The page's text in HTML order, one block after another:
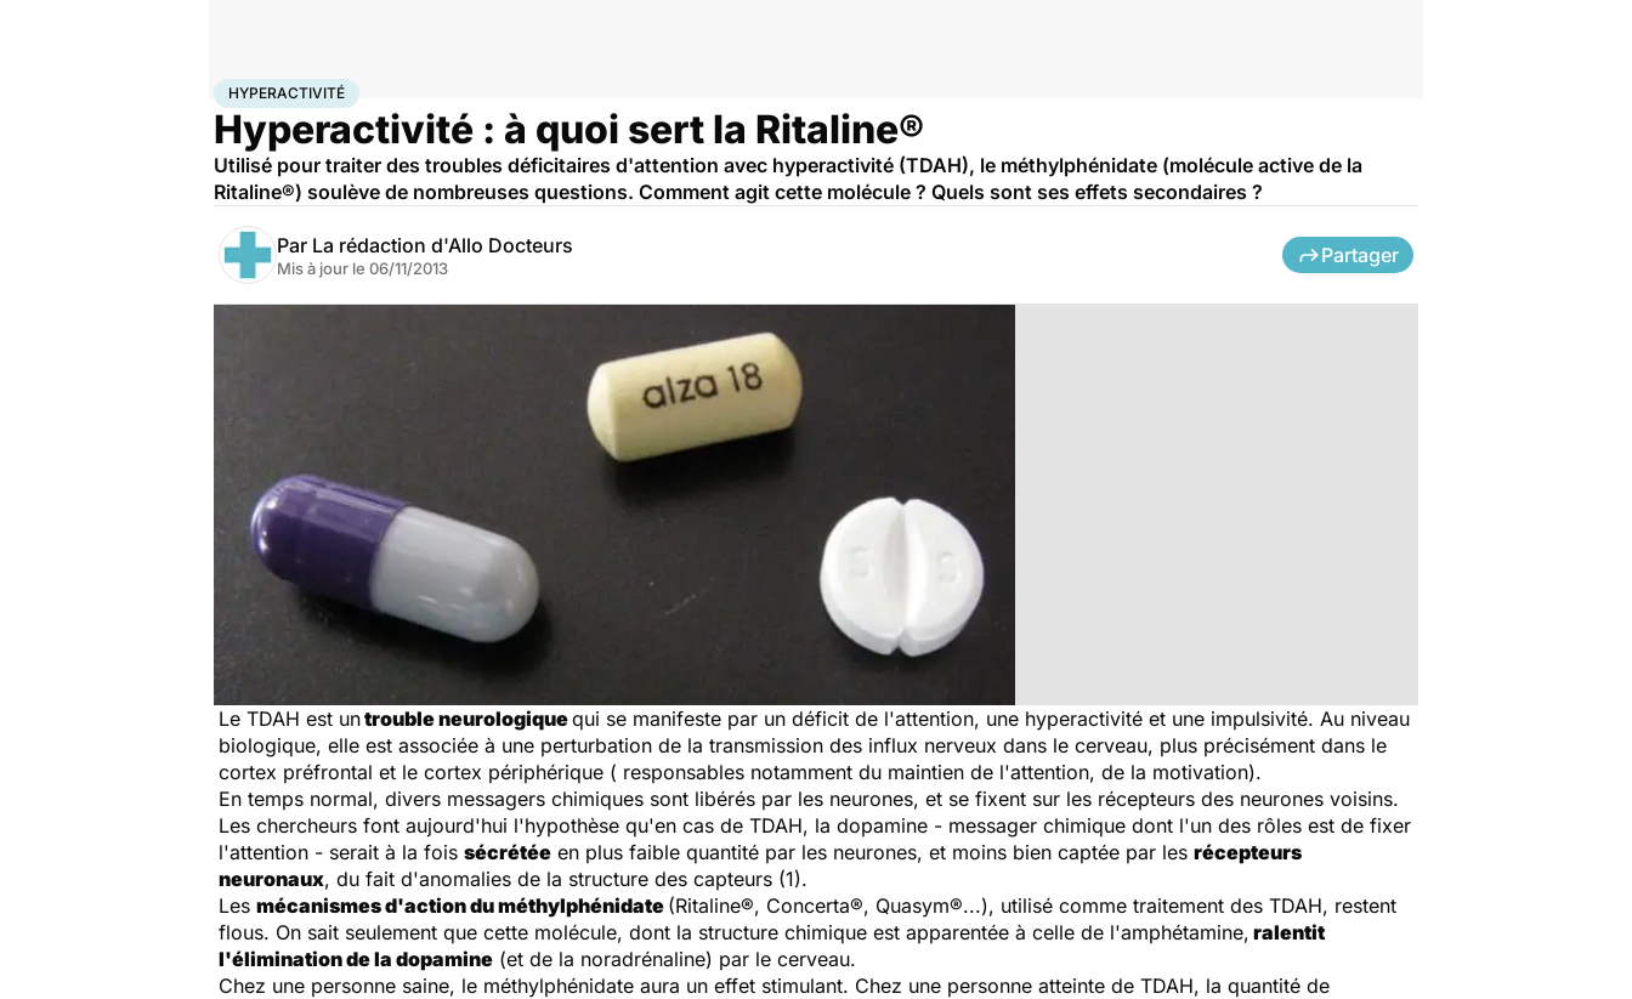
AccueilSantéMédicaments
HYPERACTIVITÉ
Hyperactivité : à quoi sert la Ritaline®
Utilisé pour traiter des troubles déficitaires d'attention avec hyperactivité (TDAH), le méthylphénidate (molécule active de la
Ritaline®) soulève de nombreuses questions. Comment agit cette molécule ? Quels sont ses effets secondaires ?
Par La rédaction d'Allo Docteurs
Mis à jour le 06/11/2013
Partager
Le TDAH est untrouble neurologiquequi se manifeste par un déficit de l'attention, une hyperactivité et une impulsivité. Au niveau
biologique, elle est associée à une perturbation de la transmission des influx nerveux dans le cerveau, plus précisément dans le
cortex préfrontal et le cortex périphérique ( responsables notamment du maintien de l'attention, de la motivation).
En temps normal, divers messagers chimiques sont libérés par les neurones, et se fixent sur les récepteurs des neurones voisins.
Les chercheurs font aujourd'hui l'hypothèse qu'en cas de TDAH, la dopamine - messager chimique dont l'un des rôles est de fixer
l'attention - serait à la fois sécrétée en plus faible quantité par les neurones, et moins bien captée par les récepteurs
neuronaux, du fait d'anomalies de la structure des capteurs (1).
Les mécanismes d'action du méthylphénidate (Ritaline®, Concerta®, Quasym®...), utilisé comme traitement des TDAH, restent
flous. On sait seulement que cette molécule, dont la structure chimique est apparentée à celle de l'amphétamine, ralentit
l'élimination de la dopamine (et de la noradrénaline) par le cerveau.
Chez une personne saine, le méthylphénidate aura un effet stimulant. Chez une personne atteinte de TDAH, la quantité de